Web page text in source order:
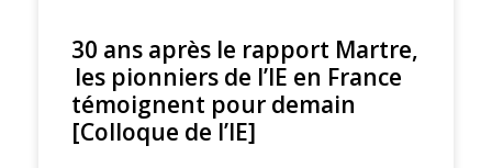
30 ans après le rapport Martre,
les pionniers de l’IE en France
témoignent pour demain
[Colloque de l’IE]